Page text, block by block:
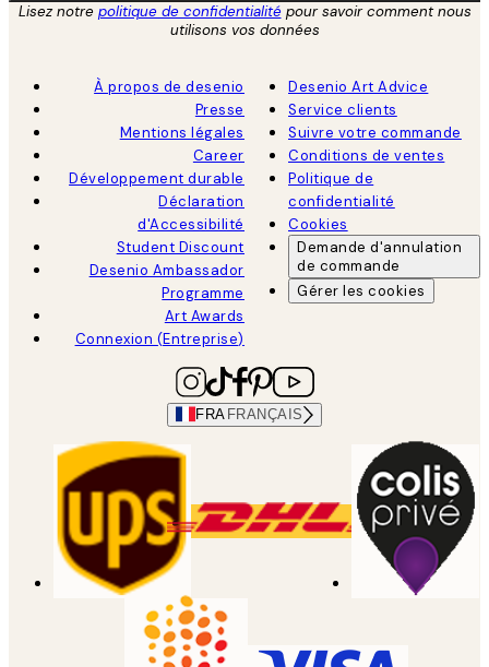
Lisez notre politique de confidentialitépour savoir comment nous
utilisons vos données
À propos de desenio
Presse
Mentions légales
Career
Développement durable
Déclaration
d'Accessibilité
Student Discount
Desenio Ambassador
Programme
Art Awards
Connexion (Entreprise)
Desenio Art Advice
Service clients
Suivre votre commande
Conditions de ventes
Politique de
confidentialité
Cookies
Demande d'annulation
de commande
Gérer les cookies
FRA FRANÇAIS